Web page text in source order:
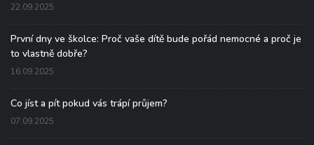
22.09.2025
První dny ve školce: Proč vaše dítě bude pořád nemocné a proč je
to vlastně dobře?
16.09.2025
Co jíst a pít pokud vás trápí průjem?
07.09.2025